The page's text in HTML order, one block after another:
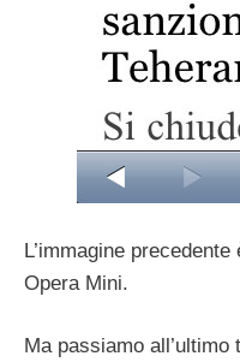
L’immagine precedente
Opera Mini.
Ma passiamo all’ultimo